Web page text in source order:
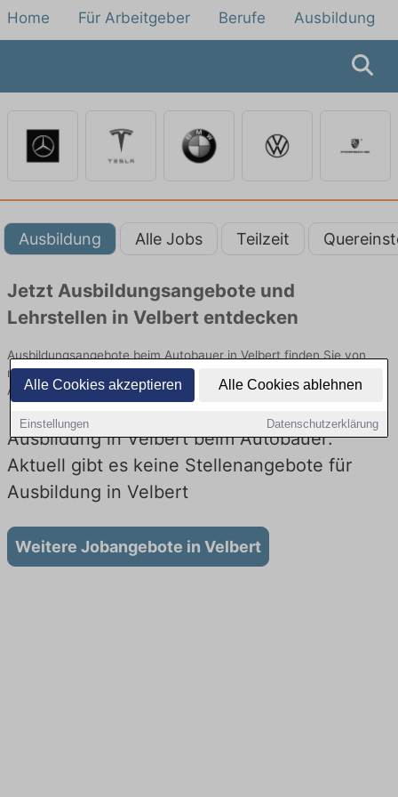
Alle Cookies akzeptieren Alle Cookies ablehnen
Einstellungen Datenschutzerklärung
Home Für Arbeitgeber Berufe Ausbildung
Ausbildung Alle Jobs Teilzeit
Jetzt Ausbildungsangebote und
Lehrstellen in Velbert entdecken
Ausbildungsangebote beim Autobauer in Velbert finden Sie von
namhaften Firmen. Entdecken Sie freie Optionen von Top-
Arbeitgebern und bewerben Sie sich noch heute.
Ausbildung in Velbert beim Autobauer:
Aktuell gibt es keine Stellenangebote für
Ausbildung in Velbert
Weitere Jobangebote in Velbert